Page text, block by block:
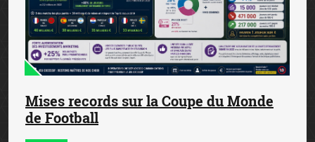
Mises records sur la Coupe du Monde
de Football